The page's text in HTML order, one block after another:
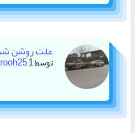
علت روشن شدن چراغ آچار
توسط1 سال پیش